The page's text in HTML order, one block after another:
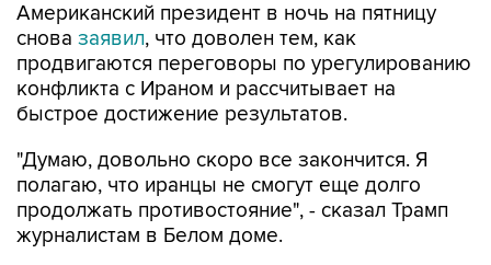
Американский президент в ночь на пятницу
снова заявил, что доволен тем, как
продвигаются переговоры по урегулированию
конфликта с Ираном и рассчитывает на
быстрое достижение результатов.
"Думаю, довольно скоро все закончится. Я
полагаю, что иранцы не смогут еще долго
продолжать противостояние", - сказал Трамп
журналистам в Белом доме.